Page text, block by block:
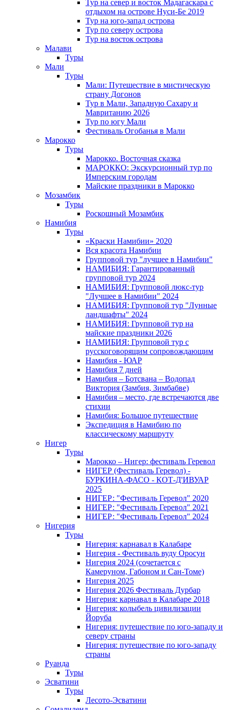
Тур на север и восток Мадагаскара с
отдыхом на острове Нуси-Бе 2019
Тур на юго-запад острова
Тур по северу острова
Тур на восток острова
Малави
Туры
Мали
Туры
Мали: Путешествие в мистическую
страну Догонов
Тур в Мали, Западную Сахару и
Мавританию 2026
Тур по югу Мали
Фестиваль Огобанья в Мали
Марокко
Туры
Марокко. Восточная сказка
МАРОККО: Экскурсионный тур по
Имперским городам
Майские праздники в Марокко
Мозамбик
Туры
Роскошный Мозамбик
Намибия
Туры
«Краски Намибии» 2020
Вся красота Намибии
Групповой тур "лучшее в Намибии"
НАМИБИЯ: Гарантированный
групповой тур 2024
НАМИБИЯ: Групповой люкс-тур
"Лучшее в Намибии" 2024
НАМИБИЯ: Групповой тур "Лунные
ландшафты" 2024
НАМИБИЯ: Групповой тур на
майские праздники 2026
НАМИБИЯ: Групповой тур с
русскоговорящим сопровождающим
Намибия - ЮАР
Намибия 7 дней
Намибия – Ботсвана – Водопад
Виктория (Замбия, Зимбабве)
Намибия – место, где встречаются две
стихии
Намибия: Большое путешествие
Экспедиция в Намибию по
классическому маршруту
Нигер
Туры
Марокко – Нигер: фестиваль Геревол
НИГЕР (Фестиваль Геревол) -
БУРКИНА-ФАСО - КОТ-Д'ИВУАР
2025
НИГЕР: "Фестиваль Геревол" 2020
НИГЕР: "Фестиваль Геревол" 2021
НИГЕР: "Фестиваль Геревол" 2024
Нигерия
Туры
Нигерия: карнавал в Калабаре
Нигерия - Фестиваль вуду Оросун
Нигерия 2024 (сочетается с
Камеруном, Габоном и Сан-Томе)
Нигерия 2025
Нигерия 2026 Фестиваль Дурбар
Нигерия: карнавал в Калабаре 2018
Нигерия: колыбель цивилизации
Йоруба
Нигерия: путешествие по юго-западу и
северу страны
Нигерия: путешествие по юго-западу
страны
Руанда
Туры
Эсватини
Туры
Лесото-Эсватини